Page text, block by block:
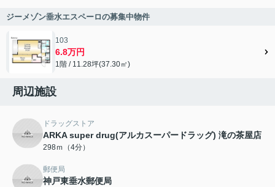
ジーメゾン垂水エスペーロの募集中物件
103
6.8万円
1階 / 11.28坪(37.30㎡)
周辺施設
ドラッグストア
ARKA super drug(アルカスーパードラッグ) 滝の茶屋店
298ｍ（4分）
郵便局
神戸東垂水郵便局